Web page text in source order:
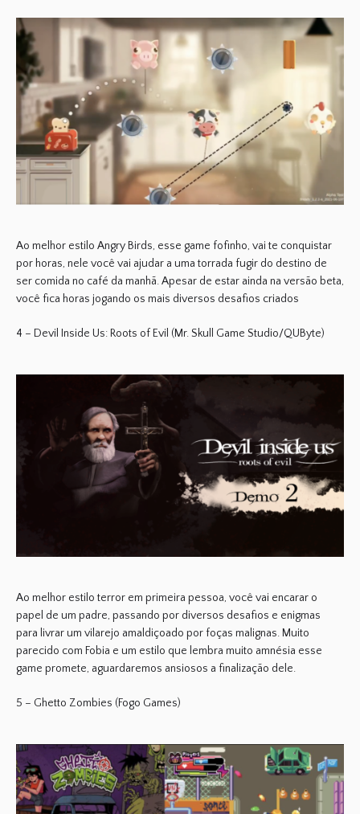
Ao melhor estilo Angry Birds, esse game fofinho, vai te conquistar
por horas, nele você vai ajudar a uma torrada fugir do destino de
ser comida no café da manhã. Apesar de estar ainda na versão beta,
você fica horas jogando os mais diversos desafios criados
4 – Devil Inside Us: Roots of Evil (Mr. Skull Game Studio/QUByte)
Ao melhor estilo terror em primeira pessoa, você vai encarar o
papel de um padre, passando por diversos desafios e enigmas
para livrar um vilarejo amaldiçoado por foças malignas. Muito
parecido com Fobia e um estilo que lembra muito amnésia esse
game promete, aguardaremos ansiosos a finalização dele.
5 – Ghetto Zombies (Fogo Games)